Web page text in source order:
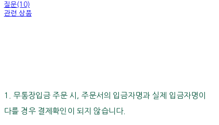
질문(10)
관련 상품
1. 무통장입금 주문 시, 주문서의 입금자명과 실제 입금자명이
다를 경우 결제확인이 되지 않습니다.